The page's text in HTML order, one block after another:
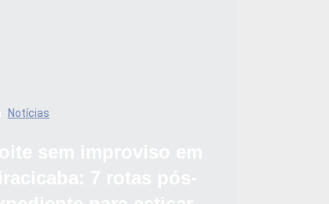
Notícias